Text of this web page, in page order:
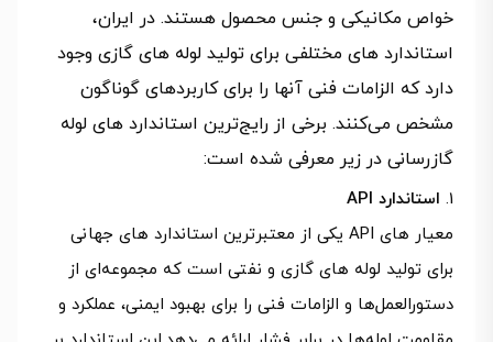
خواص مکانیکی و جنس محصول هستند. در ایران،
استاندارد های مختلفی برای تولید لوله‌ های گازی وجود
دارد که الزامات فنی آنها را برای کاربردهای گوناگون
مشخص می‌کنند. برخی از رایج‌ترین استاندارد های لوله
گازرسانی در زیر معرفی شده است:
استاندارد API
معیار های API یکی از معتبرترین استاندارد های جهانی
برای تولید لوله‌‌ های گازی و نفتی است که مجموعه‌ای از
دستورالعمل‌ها و الزامات فنی را برای بهبود ایمنی، عملکرد و